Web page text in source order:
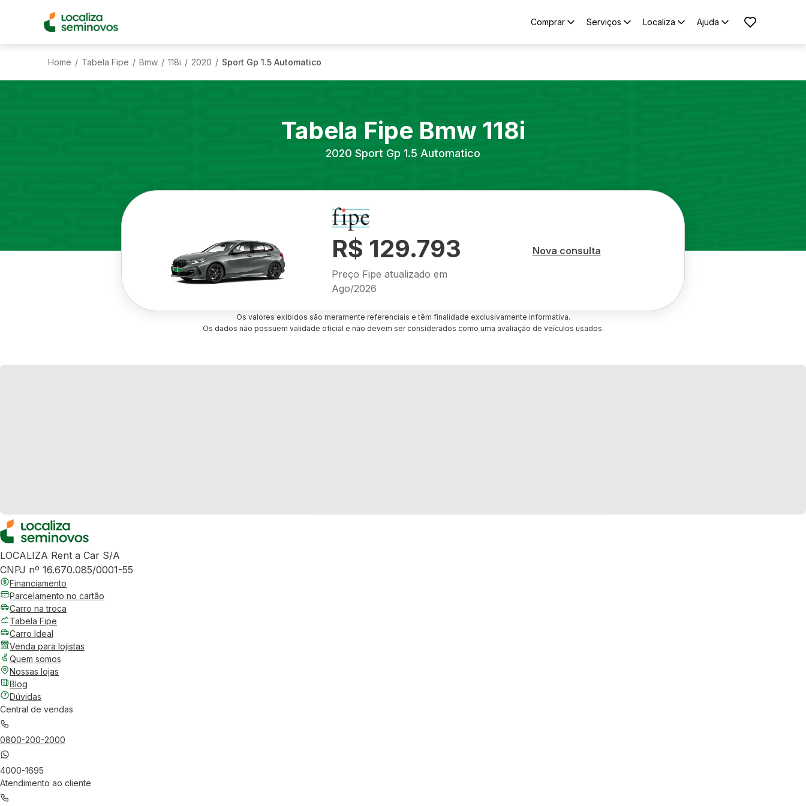
Comprar Serviços Localiza Ajuda
Home / Tabela Fipe / Bmw / 118i / 2020 / Sport Gp 1.5 Automatico
Tabela Fipe Bmw 118i
2020 Sport Gp 1.5 Automatico
R$ 129.793
Preço Fipe atualizado em
Ago/2026
Nova consulta
Os valores exibidos são meramente referenciais e têm finalidade exclusivamente informativa.
Os dados não possuem validade oficial e não devem ser considerados como uma avaliação de veículos usados.
LOCALIZA Rent a Car S/A
CNPJ nº 16.670.085/0001-55
Financiamento
Parcelamento no cartão
Carro na troca
Tabela Fipe
Carro Ideal
Venda para lojistas
Quem somos
Nossas lojas
Blog
Dúvidas
Central de vendas
0800-200-2000
4000-1695
Atendimento ao cliente